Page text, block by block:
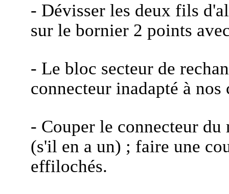
- Dévisser les deux fils
sur le bornier 2 points
- Le bloc secteur de
connecteur inadapté à nos
- Couper le connecteur du
(s'il en a un) ; faire une
effilochés.